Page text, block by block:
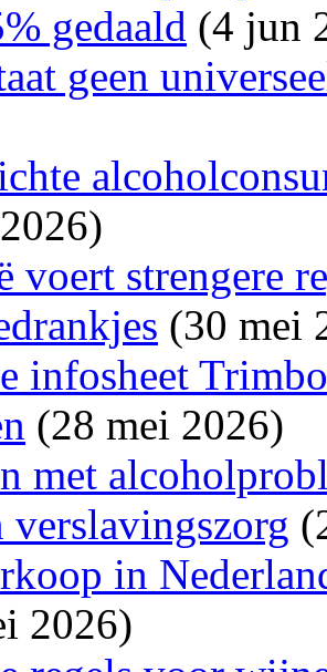
gedaald (4 jun
geen
voert strengere
(30 mei
infosheet
(28 mei 2026)
met
verslavingszorg
in
2026)